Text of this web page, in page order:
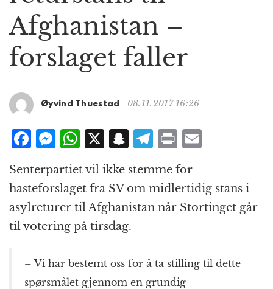
a
t
i
o
Afghanistan –
forslaget faller
Øyvind Thuestad 08.11.2017 16:26
F
c
e
b
o
o
k
M
ss
e
n
g
e
r
W
h
at
s
A
p
p
X S
a
p
c
h
at
T
e
g
r
m
P
ri
n
t
ai
l
Senterpartiet vil ikke stemme for
hasteforslaget fra SV om midlertidig stans i
asylreturer til Afghanistan når Stortinget går
til votering på tirsdag.
– Vi har bestemt oss for å ta stilling til dette
spørsmålet gjennom en grundig